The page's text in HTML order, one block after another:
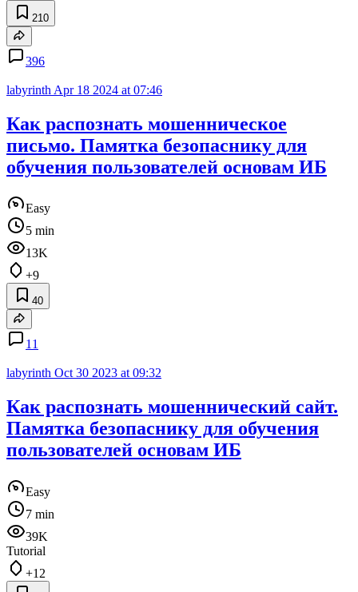
210
396
labyrinth Apr 18 2024 at 07:46
Как распознать мошенническое
письмо. Памятка безопаснику для
обучения пользователей основам ИБ
Easy
5 min
13K
+9
40
11
labyrinth Oct 30 2023 at 09:32
Как распознать мошеннический сайт.
Памятка безопаснику для обучения
пользователей основам ИБ
Easy
7 min
39K
Tutorial
+12